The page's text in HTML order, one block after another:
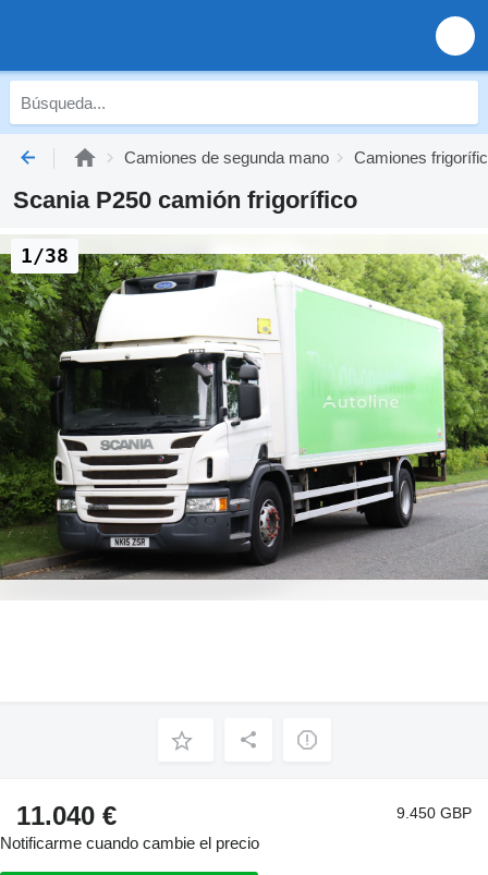
Camiones de segunda mano Camiones
Scania P250 camión frigorífico
1/38
11.040 € 9.450 GBP
Notificarme cuando cambie el precio